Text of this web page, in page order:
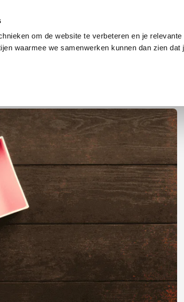
om de website te verbeteren en je relevante
waarmee we samenwerken kunnen dan zien dat
tv